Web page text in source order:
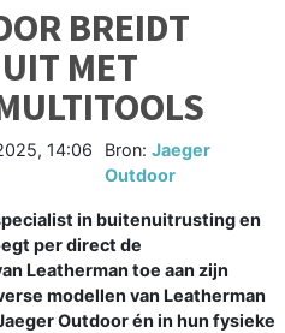
BREIDT
MET
14:06
Bron: Jaeger
Outdoor
in buitenuitrusting en
per direct de
Leatherman toe aan zijn
modellen van Leatherman
Outdoor én in hun fysieke